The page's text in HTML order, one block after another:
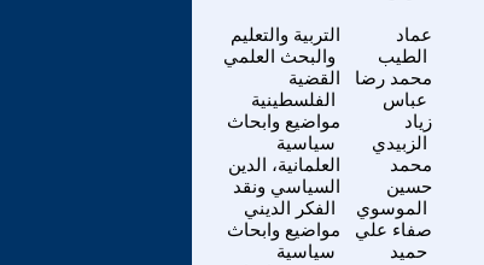
التربية والتعليم
والبحث العلمي
عماد
الطيب
القضية
الفلسطينية
محمد رضا
عباس
مواضيع وابحاث
سياسية
زياد
الزبيدي
العلمانية، الدين
السياسي ونقد
الفكر الديني
محمد
حسين
الموسوي
مواضيع وابحاث
سياسية
صفاء علي
حميد